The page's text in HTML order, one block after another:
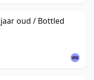
oud / Bottled